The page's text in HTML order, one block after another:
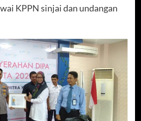
KPPN sinjai dan undangan